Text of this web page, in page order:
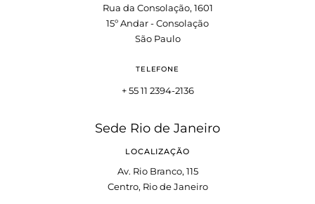
Rua da Consolação, 1601
15º Andar - Consolação
São Paulo
TELEFONE
+ 55 11 2394-2136
Sede Rio de Janeiro
LOCALIZAÇÃO
Av. Rio Branco, 115
Centro, Rio de Janeiro